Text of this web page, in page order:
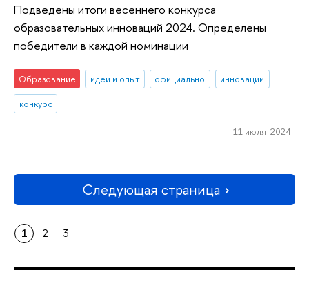
Подведены итоги весеннего конкурса
образовательных инноваций 2024. Определены
победители в каждой номинации
Образование идеи и опыт официально
инновации
конкурс
11 июля 2024
Следующая страница
1 2 3